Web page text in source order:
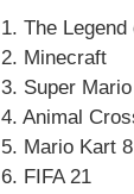
1. The
2. Minecraft
3. Super
4. Animal
5. Mario Kart
6. FIFA 21